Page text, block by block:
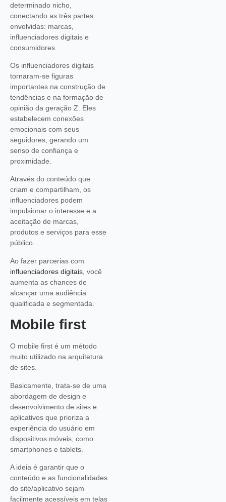
determinado nicho,
conectando as três partes
envolvidas: marcas,
influenciadores digitais e
consumidores.
Os influenciadores digitais
tornaram-se figuras
importantes na construção de
tendências e na formação de
opinião da geração Z. Eles
estabelecem conexões
emocionais com seus
seguidores, gerando um
senso de confiança e
proximidade.
Através do conteúdo que
criam e compartilham, os
influenciadores podem
impulsionar o interesse e a
aceitação de marcas,
produtos e serviços para esse
público.
Ao fazer parcerias com
influenciadores digitais, você
aumenta as chances de
alcançar uma audiência
qualificada e segmentada.
Mobile first
O mobile first é um método
muito utilizado na arquitetura
de sites.
Basicamente, trata-se de uma
abordagem de design e
desenvolvimento de sites e
aplicativos que prioriza a
experiência do usuário em
dispositivos móveis, como
smartphones e tablets.
A ideia é garantir que o
conteúdo e as funcionalidades
do site/aplicativo sejam
facilmente acessíveis em telas